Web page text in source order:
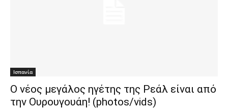
Ισπανία
Ο νέος μεγάλος ηγέτης της Ρεάλ είναι από
την Ουρουγουάη! (photos/vids)